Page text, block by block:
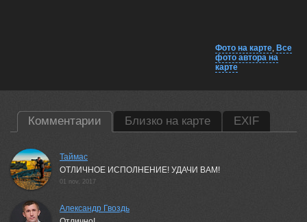
Фото на карте, Все
фото автора на
карте
Комментарии Близко на карте EXIF
Таймас
ОТЛИЧНОЕ ИСПОЛНЕНИЕ! УДАЧИ ВАМ!
01 nov, 2017
Александр Гвоздь